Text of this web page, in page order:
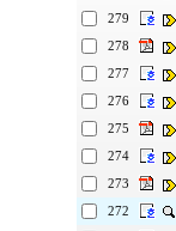
279
278
277
276
275
274
273
272